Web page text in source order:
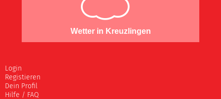
Wetter in Kreuzlingen
Login
Registieren
Dein Profil
Hilfe / FAQ